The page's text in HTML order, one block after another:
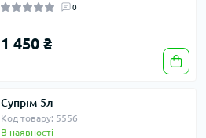
0
1 450 ₴
Супрім-5л
Код товару: 5556
В наявності